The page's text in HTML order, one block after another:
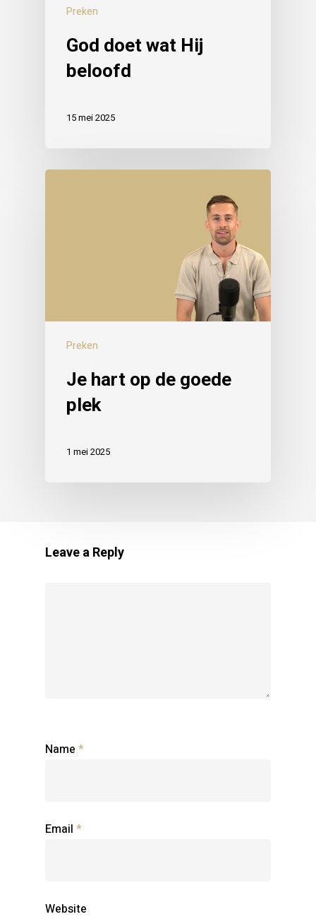
Preken
God doet wat Hij
beloofd
15 mei 2025
Preken
Je hart op de goede
plek
1 mei 2025
Leave a Reply
Name *
Email *
Website